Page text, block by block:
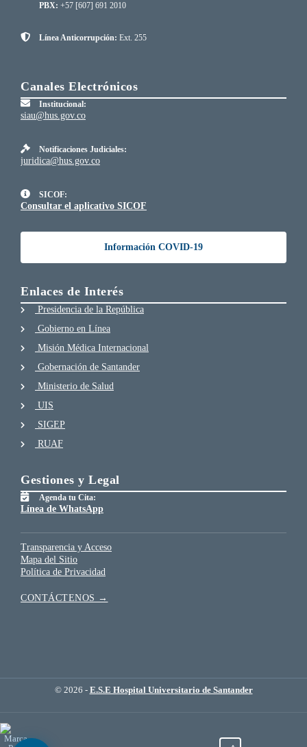
PBX: +57 [607] 691 2010
Línea Anticorrupción: Ext. 255
Canales Electrónicos
Institucional:
siau@hus.gov.co
Notificaciones Judiciales:
juridica@hus.gov.co
SICOF:
Consultar el aplicativo SICOF
Información COVID-19
Enlaces de Interés
Presidencia de la República
Gobierno en Línea
Misión Médica Internacional
Gobernación de Santander
Ministerio de Salud
UIS
SIGEP
RUAF
Gestiones y Legal
Agenda tu Cita:
Línea de WhatsApp
Transparencia y Acceso
Mapa del Sitio
Política de Privacidad
CONTÁCTENOS →
© 2026 - E.S.E Hospital Universitario de Santander